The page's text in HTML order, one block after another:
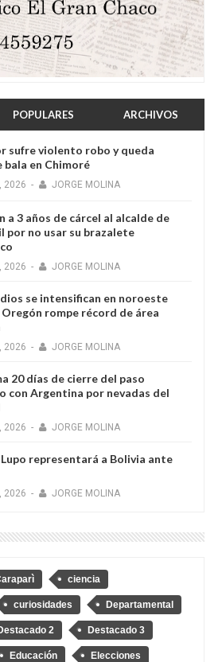
POPULARES ARCHIVOS
sufre violento robo y queda
bala en Chimoré
2026 - JORGE MOLINA
a 3 años de cárcel al alcalde de
por no usar su brazalete
2026 - JORGE MOLINA
se intensifican en noroeste
Oregón rompe récord de área
2026 - JORGE MOLINA
20 días de cierre del paso
con Argentina por nevadas del
2026 - JORGE MOLINA
Lupo representará a Bolivia ante
2026 - JORGE MOLINA
ciencia
curiosidades Departamental
2 Destacado 3
Educación Elecciones